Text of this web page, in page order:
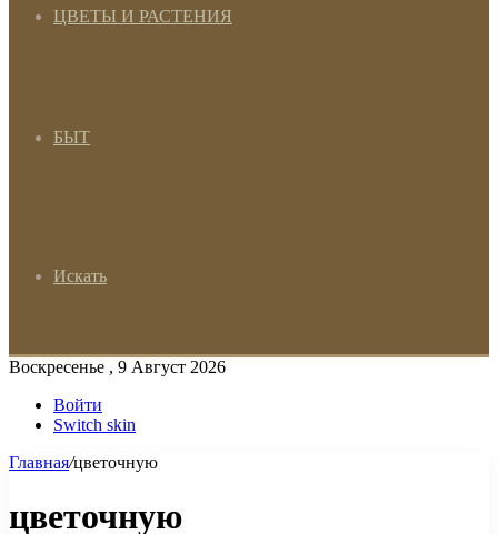
ЦВЕТЫ И РАСТЕНИЯ
БЫТ
Искать
Воскресенье , 9 Август 2026
Войти
Switch skin
Главная/цветочную
цветочную